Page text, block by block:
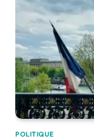
POLITIQUE